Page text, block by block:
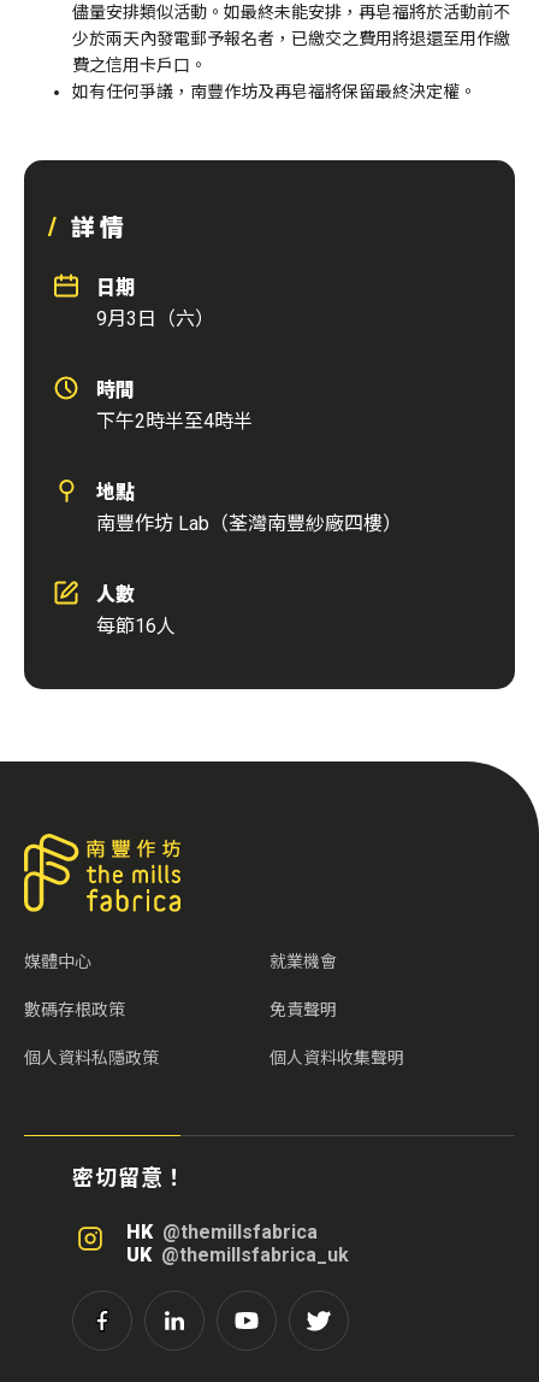
詳情
日期
9月3日（六）
時間
下午2時半至4時半
地點
南豐作坊 Lab（荃灣南豐紗廠四樓）
人數
每節16人
儘量安排類似活動。如最終未能安排，再皂福將於活動前不
少於兩天內發電郵予報名者，已繳交之費用將退還至用作繳
費之信用卡戶口。
如有任何爭議，南豐作坊及再皂福將保留最終決定權。
媒體中心 就業機會
數碼存根政策 免責聲明
個人資料私隱政策 個人資料收集聲明
密切留意！
HK @themillsfabrica
UK @themillsfabrica_uk